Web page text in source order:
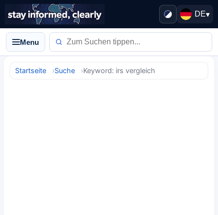
DE▾
Menu
Startseite Suche Keyword: irs vergleich